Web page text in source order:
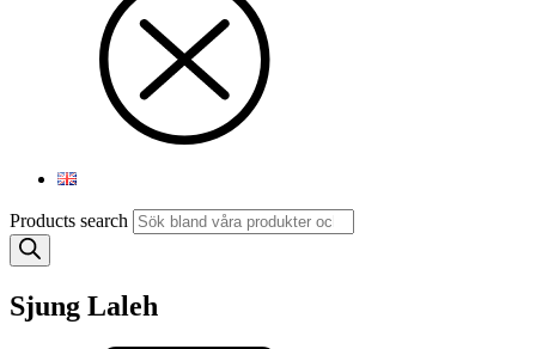
Products search
Sjung Laleh